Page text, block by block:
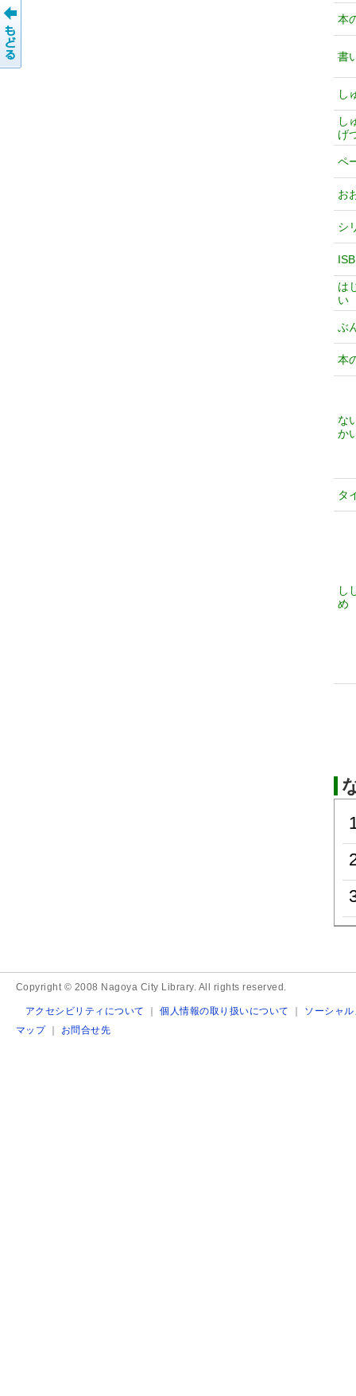
本
書
し
し
げ
ペ
お
シ
は
い
ぶ
本
な
か
タ
し
め
Copyright © 2008 Nagoya City Library. All rights reserved.
アクセシビリティについて ｜個人情報の取り扱いについて ｜ ソーシャ
マップ｜ お問合せ先